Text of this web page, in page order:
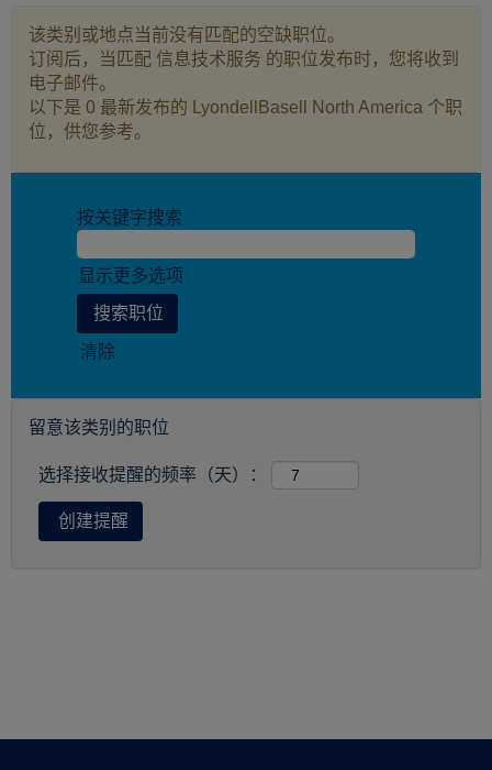
该类别或地点当前没有匹配的空缺职位。
订阅后，当匹配 信息技术服务 的职位发布时，您将收到
电子邮件。
以下是 0 最新发布的 LyondellBasell North America 个职
位，供您参考。
按关键字搜索
显示更多选项
清除
留意该类别的职位
选择接收提醒的频率（天）：